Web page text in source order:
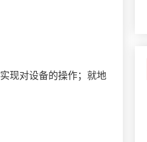
现对设备的操作；就地